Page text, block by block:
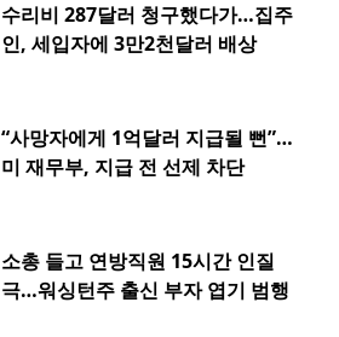
수리비 287달러 청구했다가…집주
인, 세입자에 3만2천달러 배상
“사망자에게 1억달러 지급될 뻔”…
미 재무부, 지급 전 선제 차단
소총 들고 연방직원 15시간 인질
극…워싱턴주 출신 부자 엽기 범행